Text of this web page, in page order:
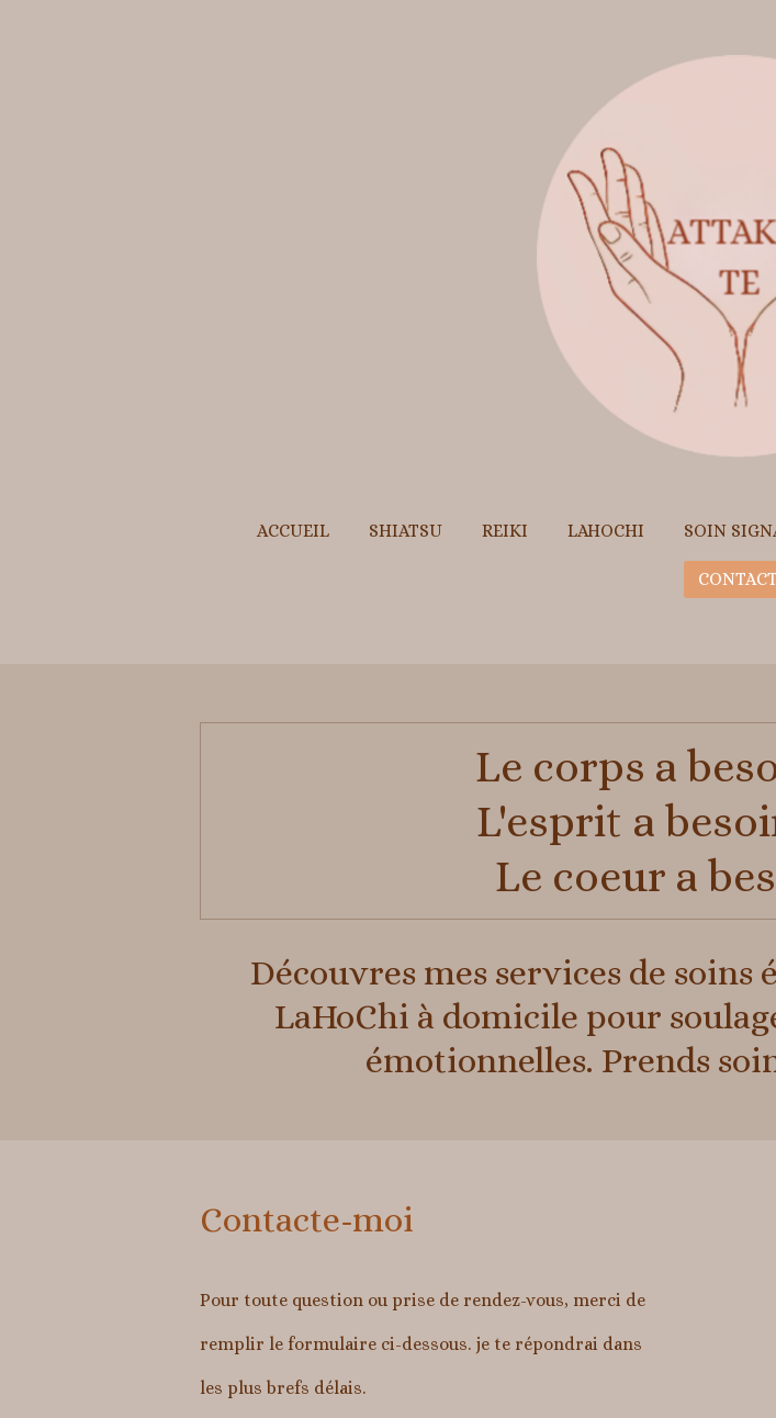
ACCUEIL SHIATSU REIKI LAHOCHI SOIN
CONTACT
Le corps a
L'esprit a
Le coeur a
Découvres mes services de
LaHoChi à domicile pour
émotionnelles. Prends
Contacte-moi
Pour toute question ou prise de rendez-vous, merci de
remplir le formulaire ci-dessous. je te répondrai dans
les plus brefs délais.